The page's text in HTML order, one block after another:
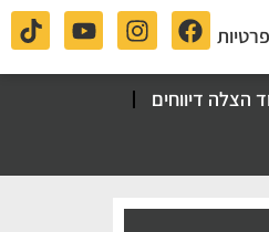
הצלה דיווחים